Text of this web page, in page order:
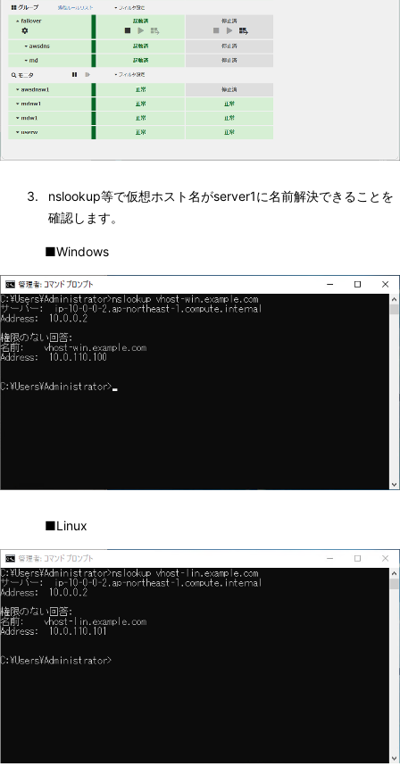
3.
nslookup等で仮想ホスト名がserver1に名前解決できることを
確認します。
■Windows
■Linux